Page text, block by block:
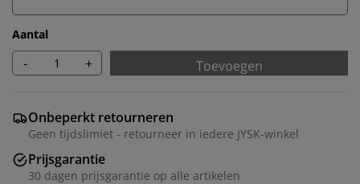
Aantal
- + Toevoegen
Onbeperkt retourneren
Geen tijdslimiet - retourneer in iedere JYSK-winkel
Prijsgarantie
30 dagen prijsgarantie op alle artikelen